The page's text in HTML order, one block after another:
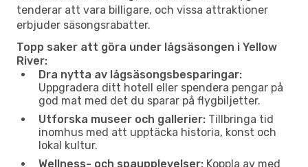
tenderar att vara billigare, och vissa attraktioner
erbjuder säsongsrabatter.
Topp saker att göra under lågsäsongen i Yellow
River:
Dra nytta av lågsäsongsbesparingar:
Uppgradera ditt hotell eller spendera pengar på
god mat med det du sparar på flygbiljetter.
Utforska museer och gallerier: Tillbringa tid
inomhus med att upptäcka historia, konst och
lokal kultur.
Wellness- och spaupplevelser: Koppla av med